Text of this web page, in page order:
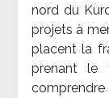
nord du
projets à
placent la
prenant le
comprendre